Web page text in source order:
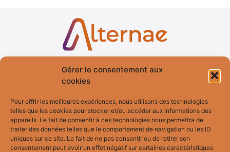
Gérer le consentement aux
cookies
Pour offrir les meilleures expériences, nous utilisons des technologies
telles que les cookies pour stocker et/ou accéder aux informations des
appareils. Le fait de consentir à ces technologies nous permettra de
traiter des données telles que le comportement de navigation ou les ID
uniques sur ce site. Le fait de ne pas consentir ou de retirer son
consentement peut avoir un effet négatif sur certaines caractéristiques
Accueil
Blog
Fresques
Témoignages
Bilan de
Compétences